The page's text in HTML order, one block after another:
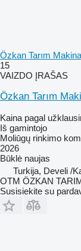
Özkan Tarım
15
VAIZDO ĮRAŠAS
Özkan Tarım
Kaina pagal
Iš gamintojo
Moliūgų rinkimo
2026
Būklė naujas
Turkija, Develi /
OTM ÖZKAN
Susisiekite su